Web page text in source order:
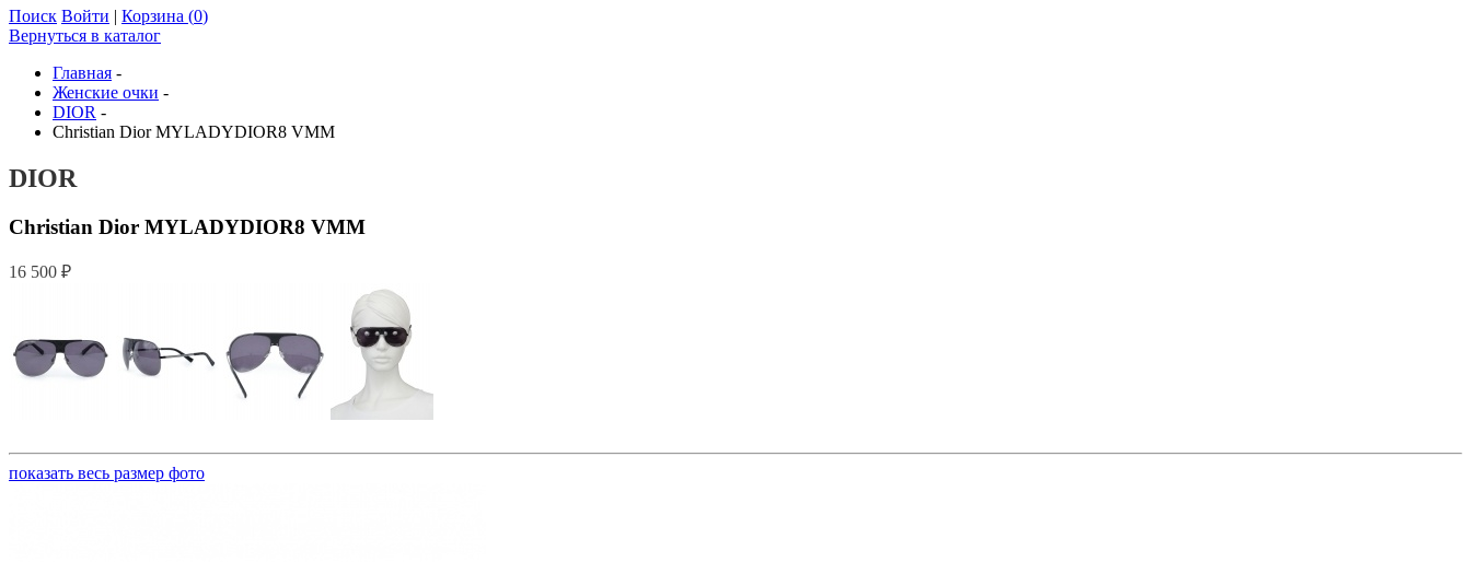
Поиск Войти | Корзина (0)
Вернуться в каталог
Главная -
Женские очки -
DIOR -
Christian Dior MYLADYDIOR8 VMM
DIOR
Christian Dior MYLADYDIOR8 VMM
16 500 ₽
показать весь размер фото